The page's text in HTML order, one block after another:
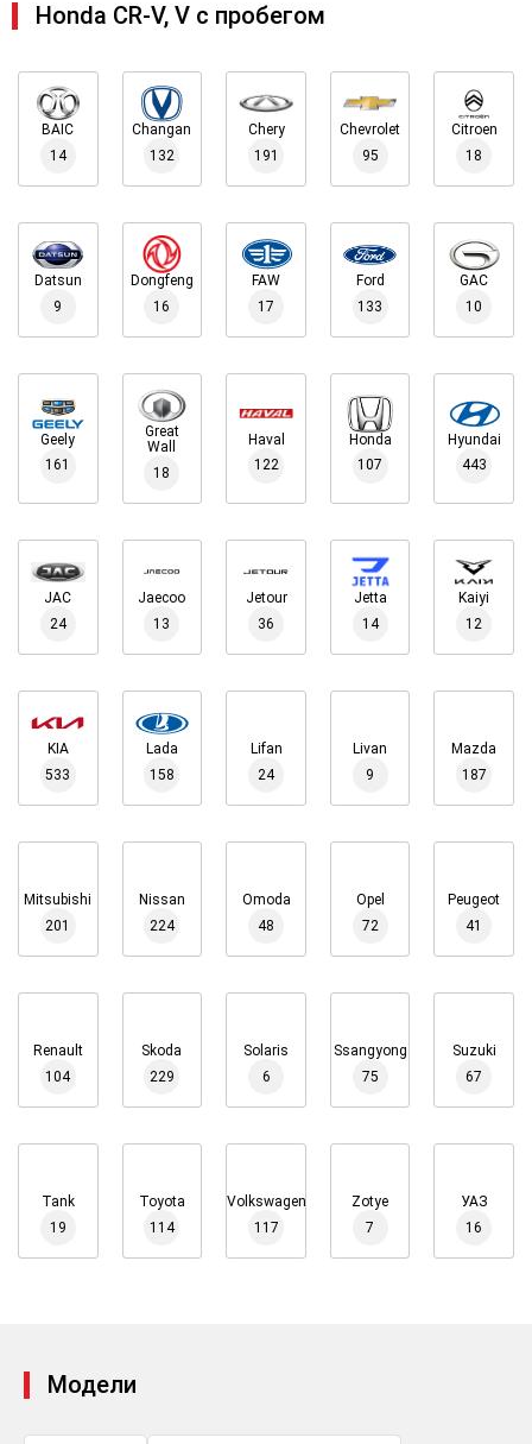
Honda CR-V, V с пробегом
BAIC
14
Changan
132
Chery
191
Chevrolet
95
Citroen
18
Datsun
9
Dongfeng
16
FAW
17
Ford
133
GAC
10
Geely
161
Great
Wall
18
Haval
122
Honda
107
Hyundai
443
JAC
24
Jaecoo
13
Jetour
36
Jetta
14
Kaiyi
12
KIA
533
Lada
158
Lifan
24
Livan
9
Mazda
187
Mitsubishi
201
Nissan
224
Omoda
48
Opel
72
Peugeot
41
Renault
104
Skoda
229
Solaris
6
Ssangyong
75
Suzuki
67
Tank
19
Toyota
114
Volkswagen
117
Zotye
7
УАЗ
16
Модели